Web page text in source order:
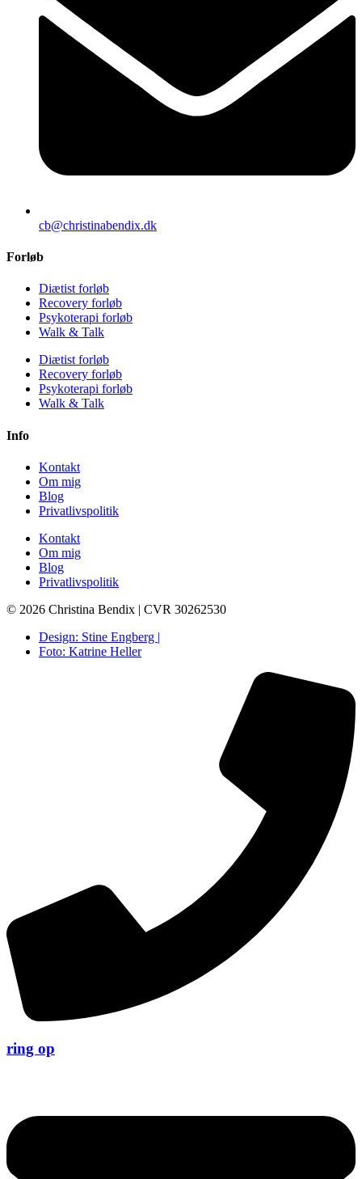
cb@christinabendix.dk
Forløb
Diætist forløb
Recovery forløb
Psykoterapi forløb
Walk & Talk
Diætist forløb
Recovery forløb
Psykoterapi forløb
Walk & Talk
Info
Kontakt
Om mig
Blog
Privatlivspolitik
Kontakt
Om mig
Blog
Privatlivspolitik
© 2026 Christina Bendix | CVR 30262530
Design: Stine Engberg |
Foto: Katrine Heller
ring op